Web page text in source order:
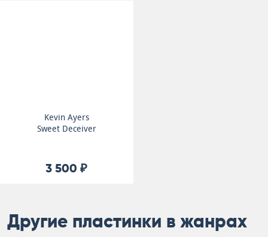
Kevin Ayers
Sweet Deceiver
3 500 ₽
Другие пластинки в жанрах